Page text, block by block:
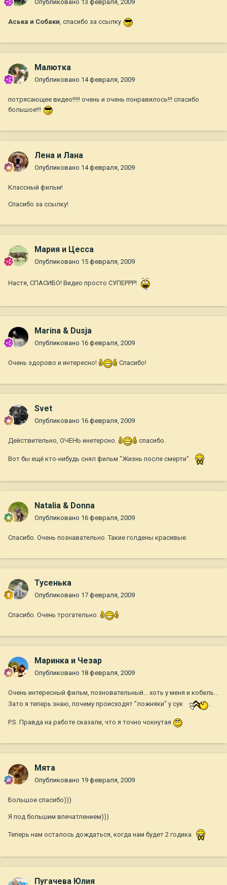
Опубликовано 13 февраля, 2009
Аська и Собаки, спасибо за ссылку
Малютка
Опубликовано 14 февраля, 2009
потрясающее видео!!!!! очень и очень понравилось!!! спасибо
большое!!!
Лена и Лана
Опубликовано 14 февраля, 2009
Классный фильм!
Спасибо за ссылку!
Мария и Цесса
Опубликовано 15 февраля, 2009
Настя, СПАСИБО! Видео просто СУПЕРРР!
Marina & Dusja
Опубликовано 16 февраля, 2009
Очень здорово и интересно! Спасибо!
Svet
Опубликовано 16 февраля, 2009
Действительно, ОЧЕНЬ инетерсно. спасибо.
Вот бы ещё кто-нибудь снял фильм "Жизнь после смерти".
Natalia & Donna
Опубликовано 16 февраля, 2009
Спасибо. Очень познавательно. Такие голдены красивые.
Тусенька
Опубликовано 17 февраля, 2009
Спасибо. Очень трогательно.
Маринка и Чезар
Опубликовано 18 февраля, 2009
Очень интересный фильм, позновательный... хоть у меня и кобель...
Зато я теперь знаю, почему происходят "ложняки" у сук
.
P.S. Правда на работе сказали, что я точно чокнутая
Мята
Опубликовано 19 февраля, 2009
Большое спасибо)))
Я под большим впечатлением)))
Теперь нам осталось дождаться, когда нам будет 2 годика
Пугачева Юлия